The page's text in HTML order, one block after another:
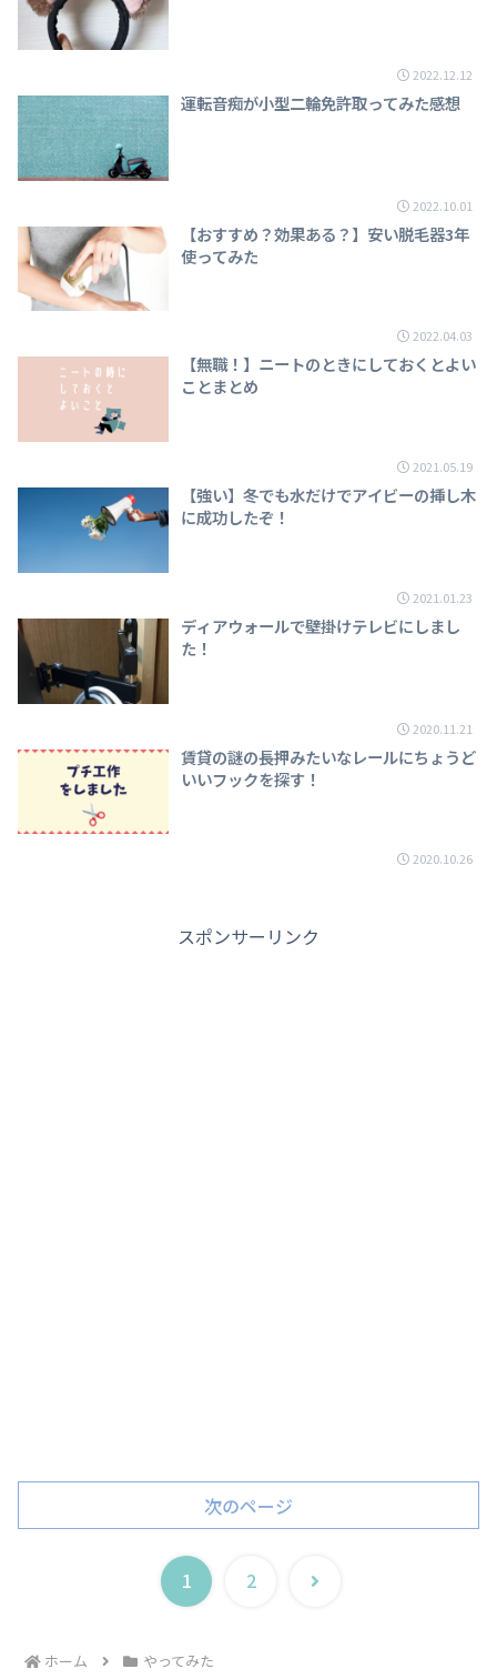
2022.12.12
運転音痴が小型二輪免許取ってみた感想
2022.10.01
【おすすめ？効果ある？】安い脱毛器3年
使ってみた
2022.04.03
【無職！】ニートのときにしておくとよい
ことまとめ
2021.05.19
【強い】冬でも水だけでアイビーの挿し木
に成功したぞ！
2021.01.23
ディアウォールで壁掛けテレビにしまし
た！
2020.11.21
賃貸の謎の長押みたいなレールにちょうど
いいフックを探す！
2020.10.26
スポンサーリンク
次のページ
1 2
次
ホーム やってみた